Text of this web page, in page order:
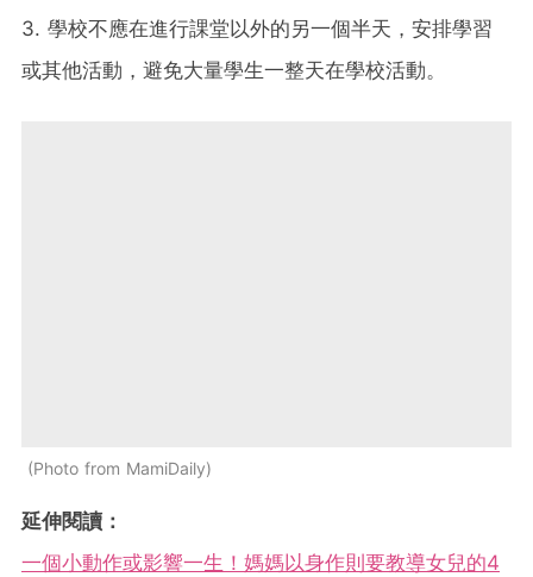
3. 學校不應在進行課堂以外的另一個半天，安排學習
或其他活動，避免大量學生一整天在學校活動。
Photo from MamiDaily
延伸閱讀：
一個小動作或影響一生！媽媽以身作則要教導女兒的4